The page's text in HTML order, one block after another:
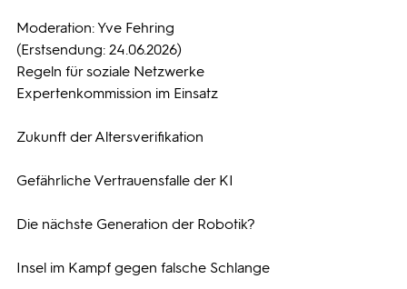
3sat
Moderation: Yve Fehring
(Erstsendung: 24.06.2026)
Regeln für soziale Netzwerke
Expertenkommission im Einsatz
Zukunft der Altersverifikation
Gefährliche Vertrauensfalle der KI
Die nächste Generation der Robotik?
Insel im Kampf gegen falsche Schlange